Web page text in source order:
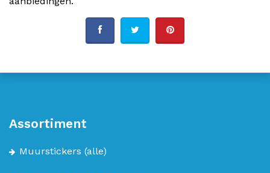
Assortiment
Muurstickers (alle)